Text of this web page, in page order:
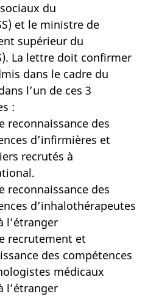
du
et le ministre de
supérieur du
La lettre doit confirmer
dans le cadre du
l’un de ces 3
:
reconnaissance des
d’infirmières et
recrutés à
reconnaissance des
d’inhalothérapeutes
l’étranger
recrutement et
des compétences
médicaux
l’étranger